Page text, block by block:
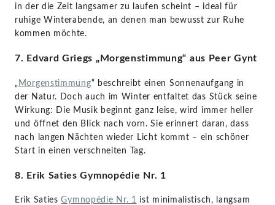
in der die Zeit langsamer zu laufen scheint – ideal für
ruhige Winterabende, an denen man bewusst zur Ruhe
kommen möchte.
7. Edvard Griegs „Morgenstimmung“ aus Peer Gynt
„ Morgenstimmung“ beschreibt einen Sonnenaufgang in
der Natur. Doch auch im Winter entfaltet das Stück seine
Wirkung: Die Musik beginnt ganz leise, wird immer heller
und öffnet den Blick nach vorn. Sie erinnert daran, dass
nach langen Nächten wieder Licht kommt – ein schöner
Start in einen verschneiten Tag.
8. Erik Saties Gymnopédie Nr. 1
Erik SatiesGymnopédie Nr. 1 ist minimalistisch, langsam